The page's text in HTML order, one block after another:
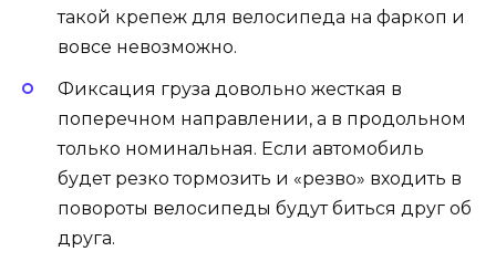
такой крепеж для велосипеда на фаркоп и
вовсе невозможно.
Фиксация груза довольно жесткая в
поперечном направлении, а в продольном
только номинальная. Если автомобиль
будет резко тормозить и «резво» входить в
повороты велосипеды будут биться друг об
друга.